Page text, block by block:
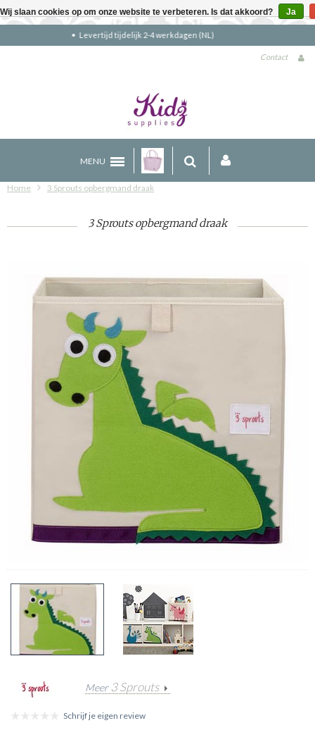
Gratis verzending boven €90 (NL)
Contact
MENU
Home 3 Sprouts opbergmand draak
3 Sprouts opbergmand draak
Meer 3 Sprouts
Schrijf je eigen review
Wij slaan cookies op om onze website te verbeteren. Is dat akkoord? Ja